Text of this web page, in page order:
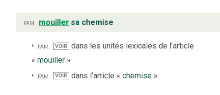
fam. mouiller sa chemise
fam. VOIR dans les unités lexicales de l’article
« mouiller »
fam.
VOIR dans l’article « chemise»